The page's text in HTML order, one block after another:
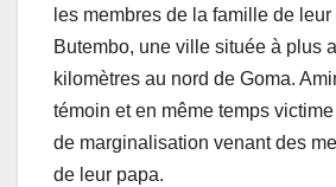
les membres de la famille de
Butembo, une ville située à plus
kilomètres au nord de Goma.
témoin et en même temps victime
de marginalisation venant des
de leur papa.